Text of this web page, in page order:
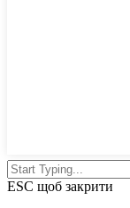
ESC щоб закрити